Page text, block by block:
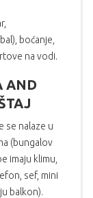
boćanje,
na vodi.
AND
se nalaze u
(bungalov
imaju klimu,
sef, mini
balkon).